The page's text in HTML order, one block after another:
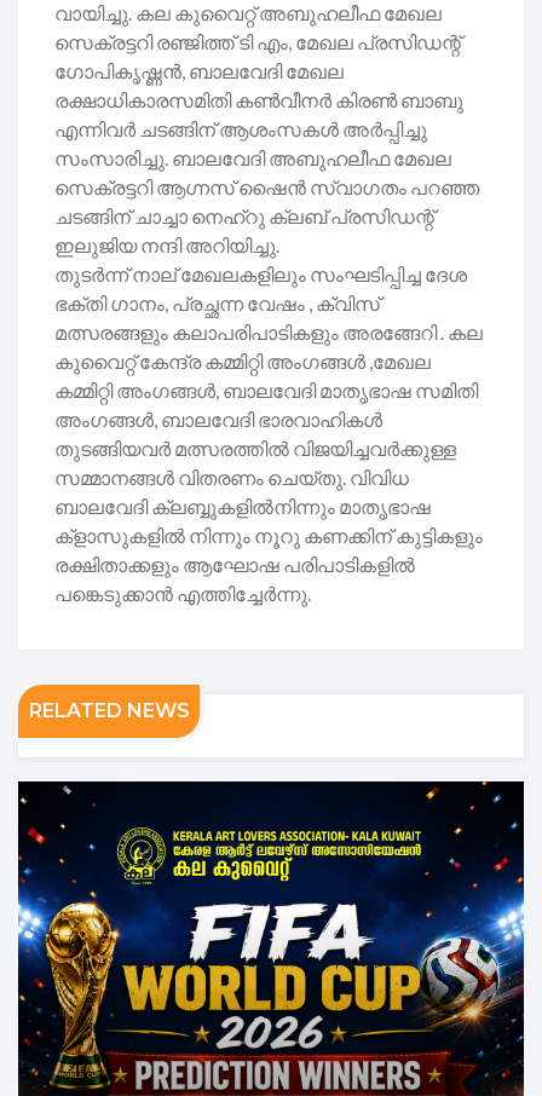
വായിച്ചു. കല കുവൈറ്റ് അബുഹലീഫ മേഖല
സെക്രട്ടറി രഞ്ജിത്ത് ടി എം, മേഖല പ്രസിഡന്റ്
ഗോപികൃഷ്ണൻ, ബാലവേദി മേഖല
രക്ഷാധികാരസമിതി കൺവീനർ കിരൺ ബാബു
എന്നിവർ ചടങ്ങിന് ആശംസകൾ അർപ്പിച്ചു
സംസാരിച്ചു. ബാലവേദി അബുഹലീഫ മേഖല
സെക്രട്ടറി ആഗ്നസ് ഷൈൻ സ്വാഗതം പറഞ്ഞ
ചടങ്ങിന് ചാച്ചാ നെഹ്‌റു ക്ലബ് പ്രസിഡന്റ്
ഇലുജിയ നന്ദി അറിയിച്ചു.
തുടർന്ന് നാല് മേഖലകളിലും സംഘടിപ്പിച്ച ദേശ
ഭക്തി ഗാനം, പ്രച്ഛന്ന വേഷം , ക്വിസ്
മത്സരങ്ങളും കലാപരിപാടികളും അരങ്ങേറി . കല
കുവൈറ്റ് കേന്ദ്ര കമ്മിറ്റി അംഗങ്ങൾ ,മേഖല
കമ്മിറ്റി അംഗങ്ങൾ, ബാലവേദി മാതൃഭാഷ സമിതി
അംഗങ്ങൾ, ബാലവേദി ഭാരവാഹികൾ
തുടങ്ങിയവർ മത്സരത്തിൽ വിജയിച്ചവർക്കുള്ള
സമ്മാനങ്ങൾ വിതരണം ചെയ്തു. വിവിധ
ബാലവേദി ക്ലബ്ബുകളിൽനിന്നും മാതൃഭാഷ
ക്ളാസുകളിൽ നിന്നും നൂറു കണക്കിന് കുട്ടികളും
രക്ഷിതാക്കളും ആഘോഷ പരിപാടികളിൽ
പങ്കെടുക്കാൻ എത്തിച്ചേർന്നു.
RELATED NEWS